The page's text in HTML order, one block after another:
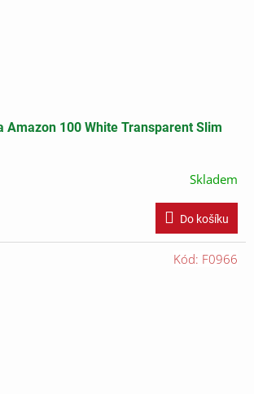
Amazon 100 White Transparent Slim
Skladem
Do košíku
Kód: F0966